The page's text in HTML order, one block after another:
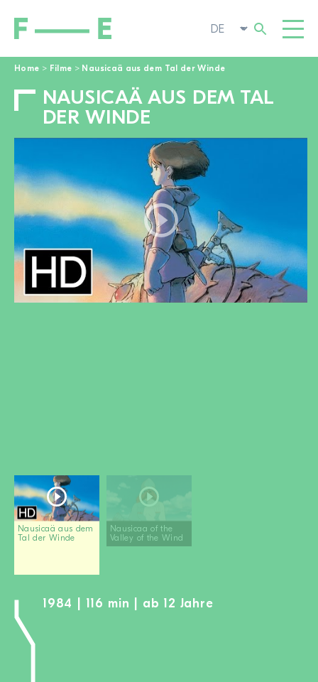
Home > Filme > Nausicaä aus dem Tal der Winde
NAUSICAÄ AUS DEM TAL
DER WINDE
Nausicaä aus dem
Tal der Winde
Nausicaa of the
Valley of the Wind
1984 | 116 min | ab 12 Jahre
FILME
ENGAGIEREN
AKTUELL
ÜBER UNS
Medien
Film-Kits
Login
Suchen
nach:
ZUR FILMSUCHE